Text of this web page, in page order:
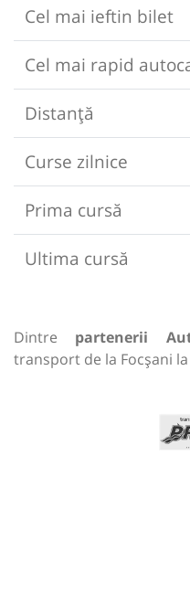
Cel mai ieftin bilet
Cel mai rapid
Distanță
Curse zilnice
Prima cursă
Ultima cursă
Dintre partenerii
transport de la Focșani